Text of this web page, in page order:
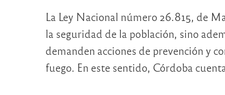
La Ley Nacional número 26.815, de
la seguridad de la población, sino
demanden acciones de prevención y
fuego. En este sentido, Córdoba